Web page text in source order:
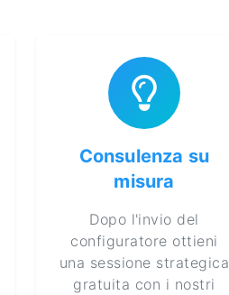
Consulenza su
misura
Dopo l'invio del
configuratore ottieni
una sessione strategica
gratuita con i nostri